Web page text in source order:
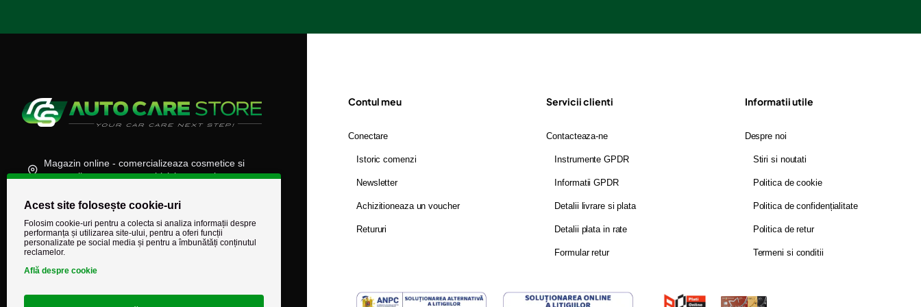
Magazin online - comercializeaza cosmetice si
accesorii auto, moto, atv, biciclete, camioane
(+40) 745 848 890
comenzi@autocarestore.ro
Contul meu
Conectare
Istoric comenzi
Newsletter
Achizitioneaza un voucher
Retururi
Servicii clienti
Contacteaza-ne
Instrumente GPDR
Informatii GPDR
Detalii livrare si plata
Detalii plata in rate
Formular retur
Informatii utile
Despre noi
Stiri si noutati
Politica de cookie
Politica de confidențialitate
Politica de retur
Termeni si conditii
Acest site folosește cookie-uri
Folosim cookie-uri pentru a colecta si analiza informații despre
performanța și utilizarea site-ului, pentru a oferi funcții
personalizate pe social media și pentru a îmbunătăți conținutul
reclamelor.
Află despre cookie